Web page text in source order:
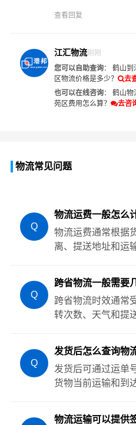
查看回复
江汇物流刚刚
您可以自助查询： 鹤山到
区物流价格是多少？
去
也可以在线咨询： 鹤山物
苑区费用怎么算？
去咨
物流常见问题
Q
物流运费一般怎么
物流运费通常根据
离、提送地址和运
Q
跨省物流一般需要
跨省物流时效通常
转次数、天气和提
Q
发货后怎么查询物
发货后可通过运单
货物当前运输和到
物流运输可以提供